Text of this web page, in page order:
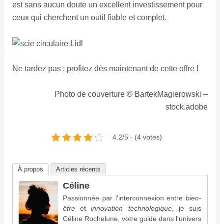
est sans aucun doute un excellent investissement pour
ceux qui cherchent un outil fiable et complet.
Ne tardez pas : profitez dès maintenant de cette offre !
Photo de couverture © BartekMagierowski –
stock.adobe
4.2/5 - (4 votes)
À propos Articles récents
Céline
Passionnée par l'interconnexion entrebien-
êtreetinnovation technologique, je suis
Céline Rochelune, votre guide dans l'univers